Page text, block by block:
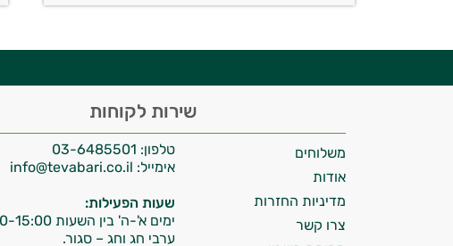
שירות לקוחות
טלפון: 03-6485501
אימייל:
שעות הפעילות:
ימים א'-ה' בין השעות 09:00-15:00
ערבי חג וחג – סגור.
משלוחים
אודות
מדיניות החזרות
צרו קשר
התשובות שלי מבוססות על מאגרי מידע קליניים
וספרות מקצועית בתחומי הרפואה הטבעית
ותזונת הספורט.
אני כאן כדי לעזור לך להתאים את תוספי